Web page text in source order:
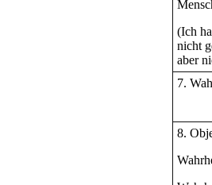
(Ich
nicht
aber
7.
8.